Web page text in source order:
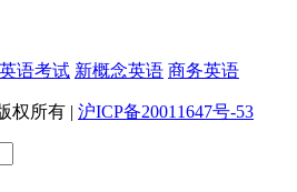
英语考试 新概念英语 商务英语
权所有 | 沪ICP备20011647号-53